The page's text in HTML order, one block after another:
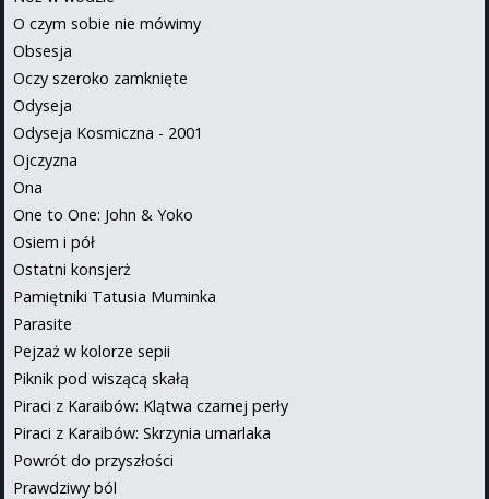
O czym sobie nie mówimy
Obsesja
Oczy szeroko zamknięte
Odyseja
Odyseja Kosmiczna - 2001
Ojczyzna
Ona
One to One: John & Yoko
Osiem i pół
Ostatni konsjerż
Pamiętniki Tatusia Muminka
Parasite
Pejzaż w kolorze sepii
Piknik pod wiszącą skałą
Piraci z Karaibów: Klątwa czarnej perły
Piraci z Karaibów: Skrzynia umarlaka
Powrót do przyszłości
Prawdziwy ból